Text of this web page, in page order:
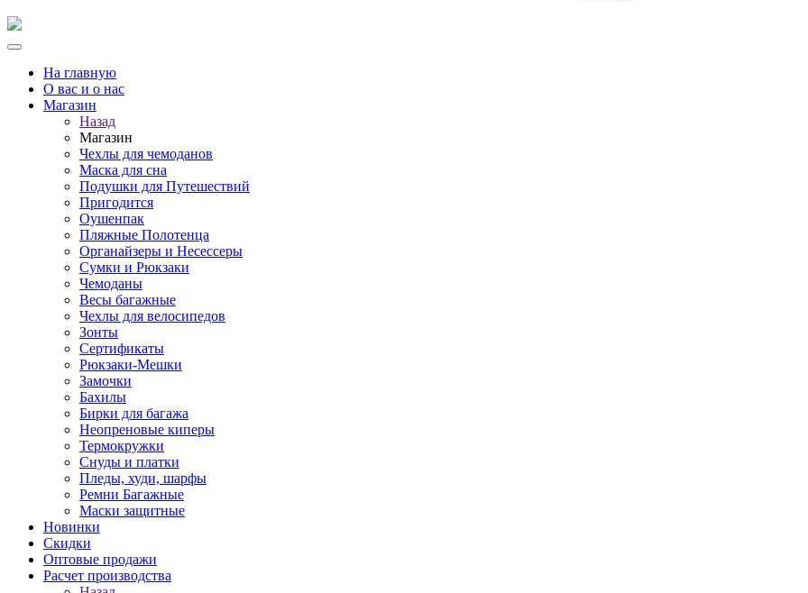
На главную
О вас и о нас
Магазин
Назад
Магазин
Чехлы для чемоданов
Маска для сна
Подушки для Путешествий
Пригодится
Оушенпак
Пляжные Полотенца
Органайзеры и Несессеры
Сумки и Рюкзаки
Чемоданы
Весы багажные
Чехлы для велосипедов
Зонты
Сертификаты
Рюкзаки-Мешки
Замочки
Бахилы
Бирки для багажа
Неопреновые киперы
Термокружки
Снуды и платки
Пледы, худи, шарфы
Ремни Багажные
Маски защитные
Новинки
Скидки
Оптовые продажи
Расчет производства